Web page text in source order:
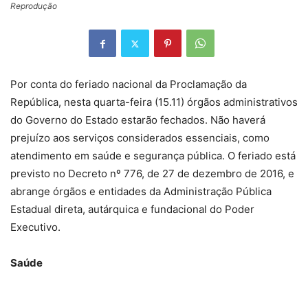
Reprodução
Por conta do feriado nacional da Proclamação da
República, nesta quarta-feira (15.11) órgãos administrativos
do Governo do Estado estarão fechados. Não haverá
prejuízo aos serviços considerados essenciais, como
atendimento em saúde e segurança pública. O feriado está
previsto no Decreto nº 776, de 27 de dezembro de 2016, e
abrange órgãos e entidades da Administração Pública
Estadual direta, autárquica e fundacional do Poder
Executivo.
Saúde